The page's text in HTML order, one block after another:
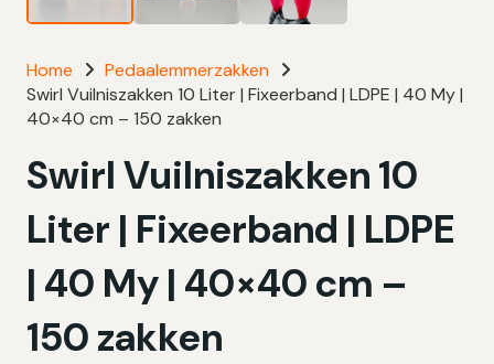
Home
Pedaalemmerzakken
Swirl Vuilniszakken 10 Liter | Fixeerband | LDPE | 40 My |
40×40 cm – 150 zakken
Swirl Vuilniszakken 10
Liter | Fixeerband | LDPE
| 40 My | 40×40 cm –
150 zakken